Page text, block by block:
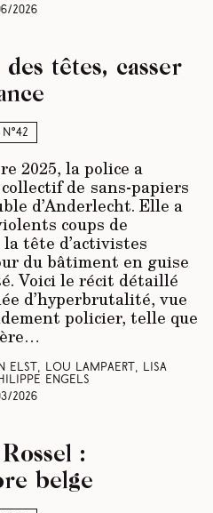
2026
N°42
têtes, casser
2025, la police a
de sans-papiers
d’Anderlecht. Elle a
coups de
tête d’activistes
du bâtiment en guise
Voici le récit détaillé
d’hyperbrutalité, vue
policier, telle que
Elst, Lou Lampaert, Lisa
Engels
2026
:
belge